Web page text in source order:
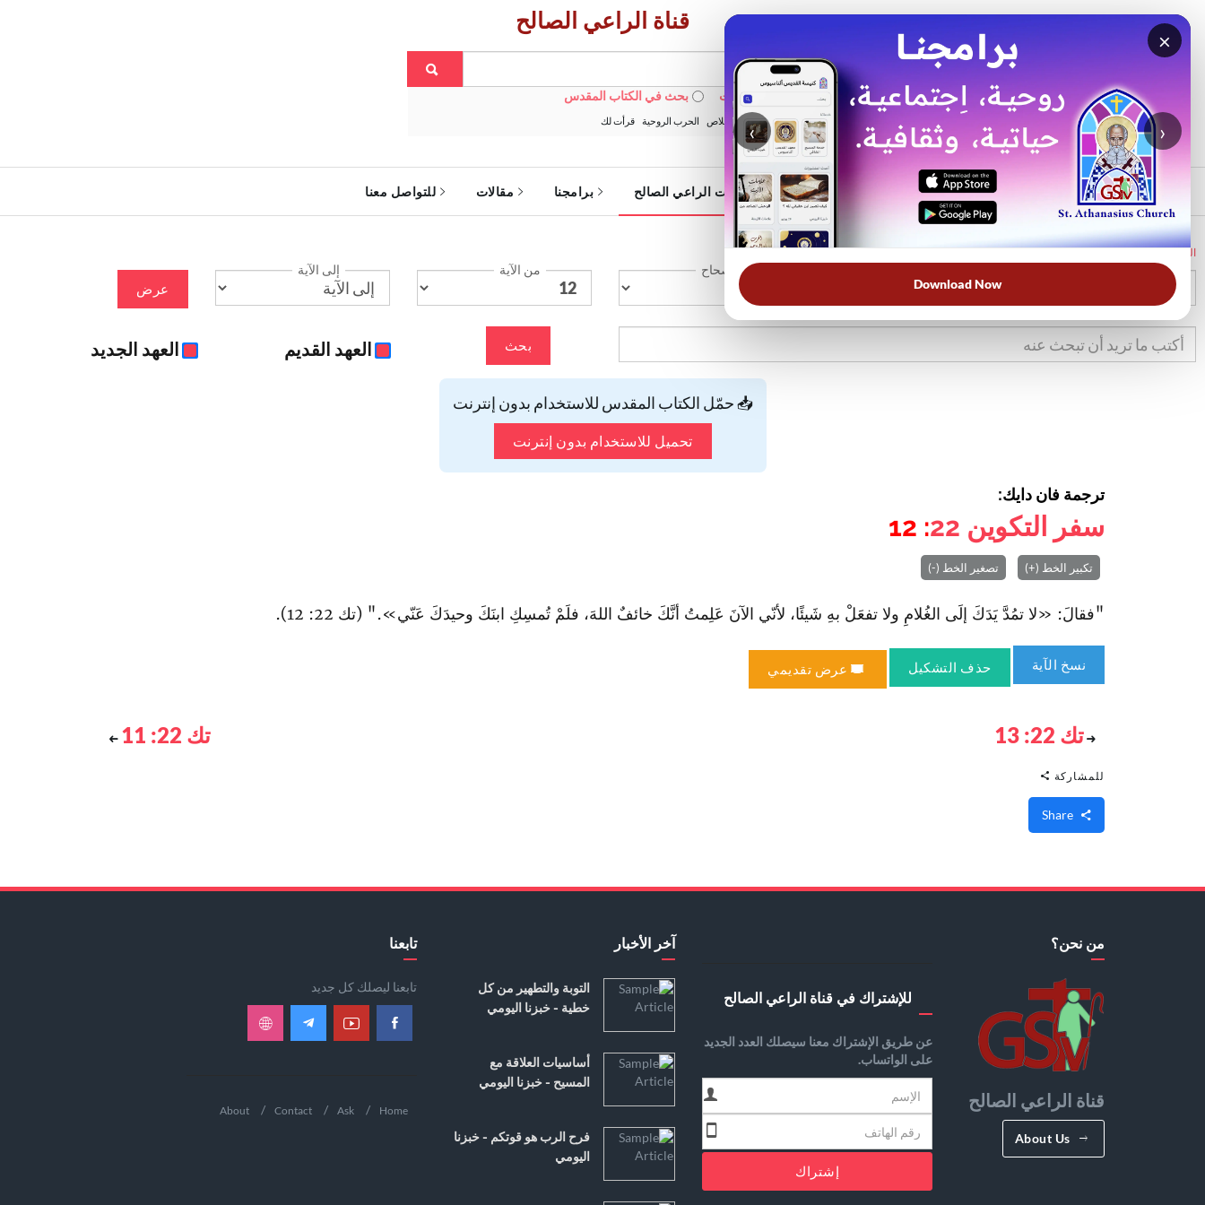
×
‹ ›
Download Now
قناة الراعي الصالح
بحث في الويبسايت بحث في الكتاب المقدس
الأكثر بحثًا: خبزنا اليومي الخلاص الحرب الروحية قرأت لك
الرئيسية خدمات الراعي الصالح برامجنا مقالات للتواصل معنا
الرئيسية
الإصحاح من الآية إلى الآية
عرض
بحث العهد القديم العهد الجديد
📥 حمّل الكتاب المقدس للاستخدام بدون إنترنت
تحميل للاستخدام بدون إنترنت
ترجمة فان دايك:
سفر التكوين 22
: 12
تكبير الخط (+) تصغير الخط (-)
"فقالَ: «لا تمُدَّ يَدَكَ إلَى الغُلامِ ولا تفعَلْ بهِ شَيئًا، لأنّي الآنَ عَلِمتُ أنَّكَ خائفٌ اللهَ، فلَمْ تُمسِكِ ابنَكَ وحيدَكَ عَنّي»." (تك 22: 12).
نسخ الآية حذف التشكيل عرض تقديمي
تك 22: 13 تك 22: 11
للمشاركة
من نحن؟
قناة الراعي الصالح
About Us
للإشتراك في قناة الراعي الصالح
عن طريق الإشتراك معنا سيصلك العدد الجديد
على الواتساب.
إشتراك
آخر الأخبار
التوبة والتطهير من كل
خطية - خبزنا اليومي
أساسيات العلاقة مع
المسيح - خبزنا اليومي
فرح الرب هو قوتكم - خبزنا
اليومي
تابعنا
تابعنا ليصلك كل جديد
Home
Ask
Contact
About